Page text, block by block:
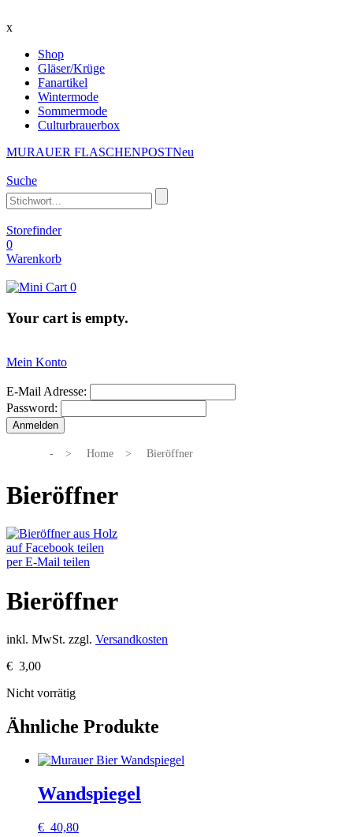
x
Shop
Gläser/Krüge
Fanartikel
Wintermode
Sommermode
Culturbrauerbox
MURAUER FLASCHENPOSTNeu
Suche
Storefinder
0
Warenkorb
0
Your cart is empty.
Mein Konto
E-Mail Adresse:
Password:
- > Home > Bieröffner
Bieröffner
auf Facebook teilen
per E-Mail teilen
Bieröffner
inkl. MwSt. zzgl. Versandkosten
€ 3,00
Nicht vorrätig
Ähnliche Produkte
Wandspiegel
€ 40,80